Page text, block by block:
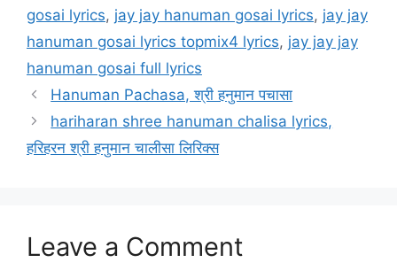
gosai lyrics, jay jay hanuman gosai lyrics, jay jay
hanuman gosai lyrics topmix4 lyrics, jay jay jay
hanuman gosai full lyrics
Hanuman Pachasa, श्री हनुमान पचासा
hariharan shree hanuman chalisa lyrics,
हरिहरन श्री हनुमान चालीसा लिरिक्स
Leave a Comment